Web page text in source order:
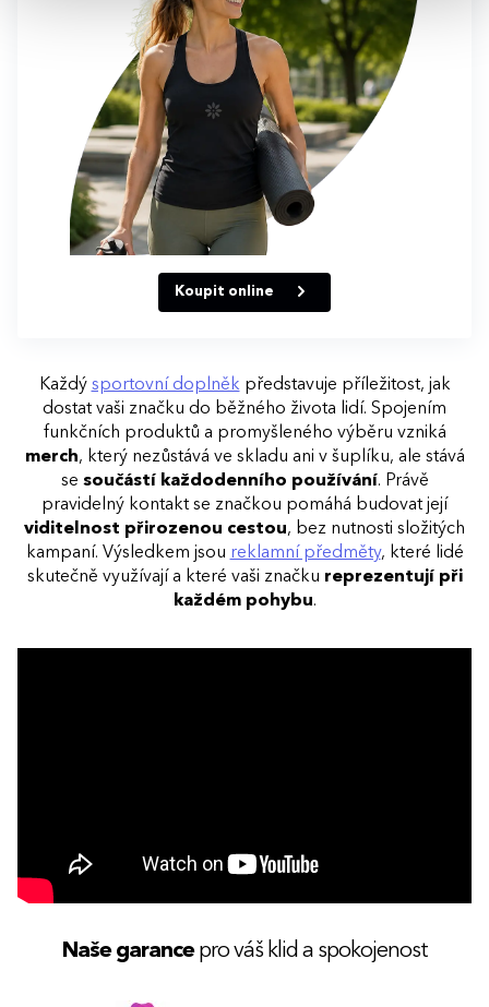
Koupit online
Každý sportovní doplněk představuje příležitost, jak
dostat vaši značku do běžného života lidí. Spojením
funkčních produktů a promyšleného výběru vzniká
merch, který nezůstává ve skladu ani v šuplíku, ale stává
se součástí každodenního používání. Právě
pravidelný kontakt se značkou pomáhá budovat její
viditelnost přirozenou cestou, bez nutnosti složitých
kampaní. Výsledkem jsou reklamní předměty, které lidé
skutečně využívají a které vaši značku reprezentují při
každém pohybu.
Naše garance pro váš klid a spokojenost